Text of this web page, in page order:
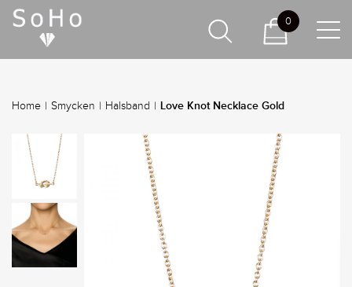
Home | Smycken | Halsband | Love Knot Necklace Gold
0